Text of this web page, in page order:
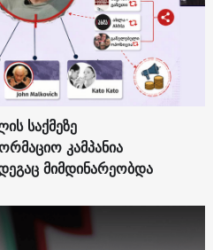
საქმეზე
კამპანია
მიმდინარეობდა